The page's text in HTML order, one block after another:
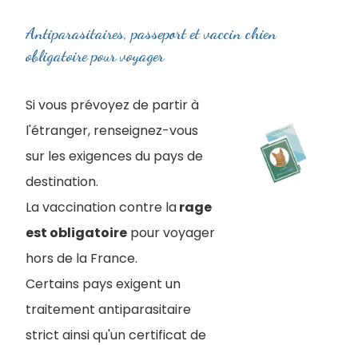
Antiparasitaires, passeport et vaccin chien
obligatoire pour voyager
Si vous prévoyez de partir à
l'étranger, renseignez-vous
sur les exigences du pays de
destination.
La vaccination contre larage
est obligatoire pour voyager
hors de la France.
Certains pays exigent un
traitement antiparasitaire
strict ainsi qu'un certificat de